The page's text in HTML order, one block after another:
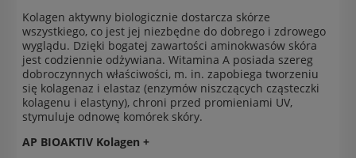
Kolagen aktywny biologicznie dostarcza skórze
wszystkiego, co jest jej niezbędne do dobrego i zdrowego
wyglądu. Dzięki bogatej zawartości aminokwasów skóra
jest codziennie odżywiana. Witamina A posiada szereg
dobroczynnych właściwości, m. in. zapobiega tworzeniu
się kolagenaz i elastaz (enzymów niszczących cząsteczki
kolagenu i elastyny), chroni przed promieniami UV,
stymuluje odnowę komórek skóry.
AP BIOAKTIV Kolagen +